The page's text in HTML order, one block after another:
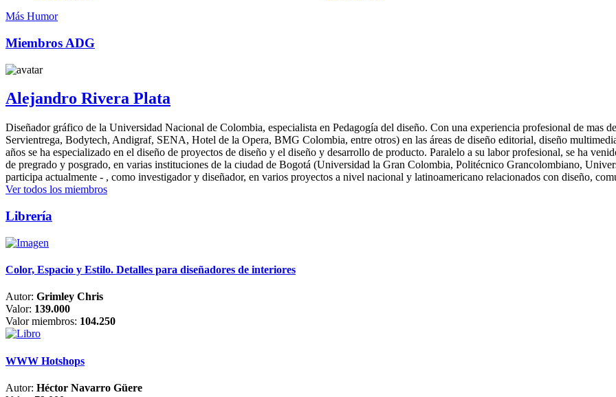
Más Humor
Miembros ADG
Alejandro Rivera Plata
Diseñador gráfico de la Universidad Nacional de Colombia, especialista en Pedagogía del diseño. Con una experiencia profesional de mas
Servientrega, Bodytech, Andigraf, SENA, Hotel de la Opera, BMG Colombia, entre otros) en las áreas de diseño editorial, diseño
años se ha especializado en el diseño de proyectos de diseño y el diseño y desarrollo de producto. Paralelo a su labor profesional, se ha
de pregrado y posgrado, en varias instituciones de la ciudad de Bogotá (Universidad la Gran Colombia, Politécnico Grancolombiano,
participa actualmente - , como investigador y diseñador, en varios proyectos a nivel nacional y latinoamericano relacionados con diseño,
Ver todos los miembros
Librería
Color, Espacio y Estilo. Detalles para diseñadores de interiores
Autor: Grimley Chris
Valor: 139.000
Valor miembros: 104.250
WWW Hotshops
Autor: Héctor Navarro Güere